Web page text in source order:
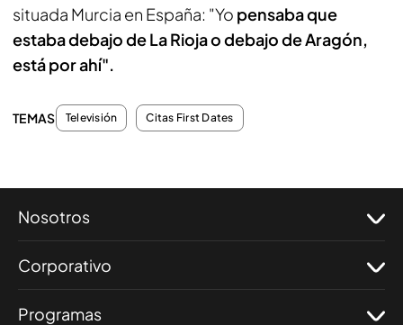
situada Murcia en España: "Yo pensaba que
estaba debajo de La Rioja o debajo de Aragón,
está por ahí".
TEMAS Televisión Citas First Dates
Nosotros
Corporativo
Programas